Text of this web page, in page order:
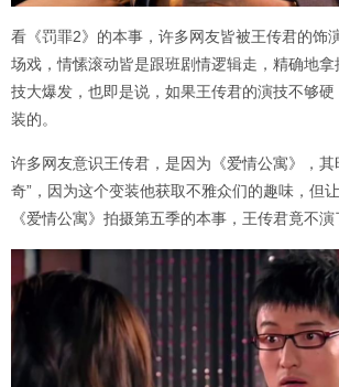
看《罚罪2》的本事，许多网友皆被王传君的饰
场戏，情愫滚动皆是跟班剧情逻辑走，精确地
技大爆发，也即是说，如果王传君的演技不够
装的。
许多网友意识王传君，是因为《爱情公寓》，其
奇”，因为这个变装他获取不雅众们的趣味，但
《爱情公寓》拍摄第五季的本事，王传君竟不演